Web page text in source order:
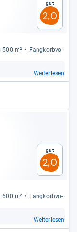
Gut
2,0
500 m²
Fang­korb­vo­
Weiterlesen
Gut
2,0
600 m²
Fang­korb­vo­
Weiterlesen